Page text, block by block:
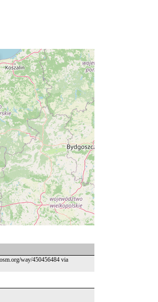
way/450456484 via